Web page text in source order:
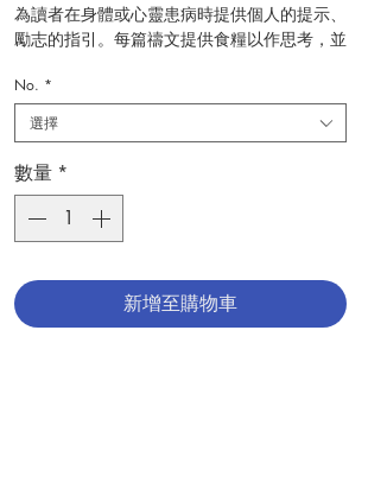
為讀者在身體或心靈患病時提供個人的提示、
勵志的指引。每篇禱文提供食糧以作思考，並
治愈的人，此書誠為具啟發性及知識性的良
伴。
作 者 :戴桑迪 (Sandra DeGidio, OSM)
頁 數 :36
分 類 :禮儀／祈禱
ISBN: 9789888303625
No. *
選擇
數量 *
新增至購物車